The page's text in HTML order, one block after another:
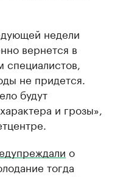
недели
вернется в
специалистов,
не придется.
будут
и грозы»,
о
тогда